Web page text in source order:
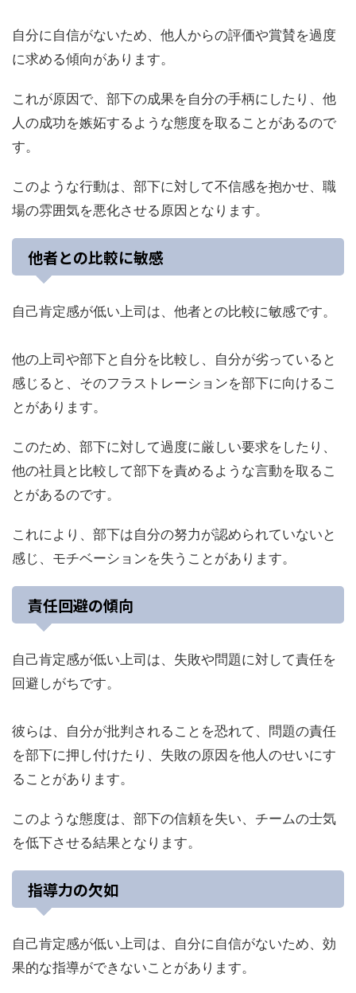
自分に自信がないため、他人からの評価や賞賛を過度
に求める傾向があります。
これが原因で、部下の成果を自分の手柄にしたり、他
人の成功を嫉妬するような態度を取ることがあるので
す。
このような行動は、部下に対して不信感を抱かせ、職
場の雰囲気を悪化させる原因となります。
他者との比較に敏感
自己肯定感が低い上司は、他者との比較に敏感です。
他の上司や部下と自分を比較し、自分が劣っていると
感じると、そのフラストレーションを部下に向けるこ
とがあります。
このため、部下に対して過度に厳しい要求をしたり、
他の社員と比較して部下を責めるような言動を取るこ
とがあるのです。
これにより、部下は自分の努力が認められていないと
感じ、モチベーションを失うことがあります。
責任回避の傾向
自己肯定感が低い上司は、失敗や問題に対して責任を
回避しがちです。
彼らは、自分が批判されることを恐れて、問題の責任
を部下に押し付けたり、失敗の原因を他人のせいにす
ることがあります。
このような態度は、部下の信頼を失い、チームの士気
を低下させる結果となります。
指導力の欠如
自己肯定感が低い上司は、自分に自信がないため、効
果的な指導ができないことがあります。